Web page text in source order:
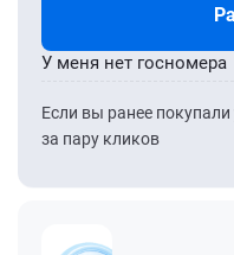
Если вы ранее
за пару кликов
У меня нет госномера